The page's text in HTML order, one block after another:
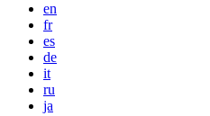
en
fr
es
de
it
ru
ja